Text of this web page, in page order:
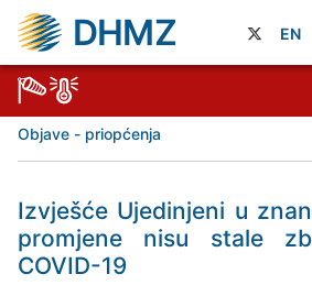
DHMZ EN
Objave - priopćenja
Izvješće Ujedinjeni u
promjene nisu stale
COVID-19